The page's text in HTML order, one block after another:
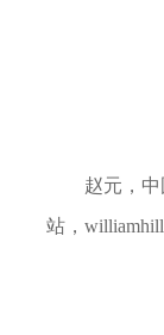
赵元，
站，